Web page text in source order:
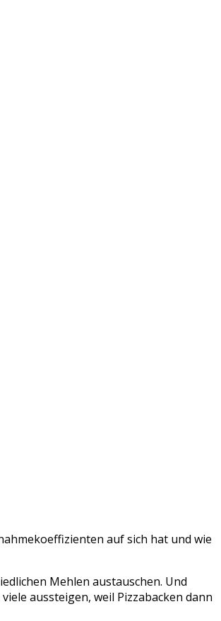
auf sich hat und wie
Mehlen austauschen. Und
aussteigen, weil Pizzabacken dann